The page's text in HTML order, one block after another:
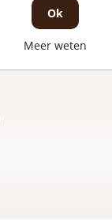
Zie meer
Ok
Meer weten